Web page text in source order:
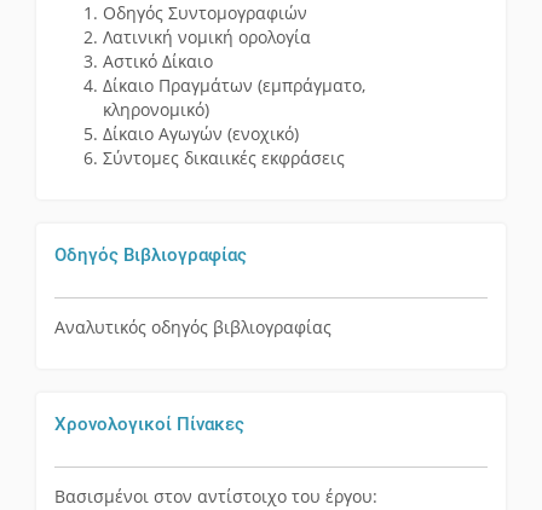
Οδηγός Συντομογραφιών
Λατινική νομική ορολογία
Αστικό Δίκαιο
Δίκαιο Πραγμάτων (εμπράγματο,
κληρονομικό)
Δίκαιο Αγωγών (ενοχικό)
Σύντομες δικαιικές εκφράσεις
Οδηγός Βιβλιογραφίας
Αναλυτικός οδηγός βιβλιογραφίας
Χρονολογικοί Πίνακες
Βασισμένοι στον αντίστοιχο του έργου: